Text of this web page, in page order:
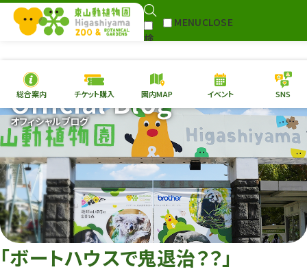
検
MENUCLOSE
本日の開園情報 チケ
園内MAP イベント
総合案内
動物園 植物園
再生プラン
東山動植物園
への支援
環境教育
総合案内 チケット購入 園内MAP イベント SNS
オフィシャルブログ
Official Blog
「ボートハウスで鬼退治？？」